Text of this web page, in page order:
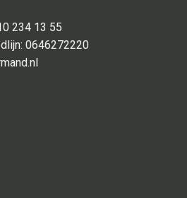
234 13 55
0646272220